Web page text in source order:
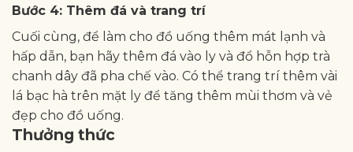
Bước 4: Thêm đá và trang trí
Cuối cùng, để làm cho đồ uống thêm mát lạnh và
hấp dẫn, bạn hãy thêm đá vào ly và đổ hỗn hợp trà
chanh dây đã pha chế vào. Có thể trang trí thêm vài
lá bạc hà trên mặt ly để tăng thêm mùi thơm và vẻ
đẹp cho đồ uống.
Thưởng thức